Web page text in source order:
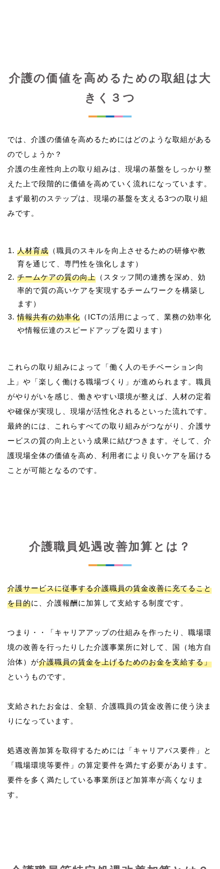
介護の価値を高めるための取組は大
きく３つ
では、介護の価値を高めるためにはどのような取組がある
のでしょうか？
介護の生産性向上の取り組みは、現場の基盤をしっかり整
えた上で段階的に価値を高めていく流れになっています。
まず最初のステップは、現場の基盤を支える3つの取り組
人材育成 （職員のスキルを向上させるための研修や教
育を通じて、専門性を強化します）
チームケアの質の向上 （スタッフ間の連携を深め、効
率的で質の高いケアを実現するチームワークを構築し
ます）
情報共有の効率化 （ICTの活用によって、業務の効率化
や情報伝達のスピードアップを図ります）
これらの取り組みによって「働く人のモチベーション向
上」や「楽しく働ける職場づくり」が進められます。職員
がやりがいを感じ、働きやすい環境が整えば、人材の定着
や確保が実現し、現場が活性化されるといった流れです。
最終的には、これらすべての取り組みがつながり、介護サ
ービスの質の向上という成果に結びつきます。そして、介
護現場全体の価値を高め、利用者により良いケアを届ける
介護職員処遇改善加算とは？
介護サービスに従事する介護職員の賃金改善に充てること
を目的に、介護報酬に加算して支給する制度です。
つまり・・「キャリアアップの仕組みを作ったり、職場環
境の改善を行ったりした介護事業所に対して、国（地方自
治体）が介護職員の賃金を上げるためのお金を支給する」
というものです。
支給されたお金は、全額、介護職員の賃金改善に使う決ま
りになっています。
処遇改善加算を取得するためには「キャリアパス要件」と
「職場環境等要件」の算定要件を満たす必要があります。
要件を多く満たしている事業所ほど加算率が高くなりま
す。